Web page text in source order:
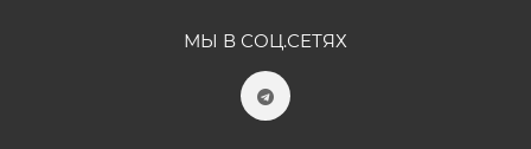
МЫ В СОЦ.СЕТЯХ